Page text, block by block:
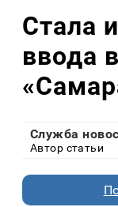
Стала
ввода
Служба
Автор статьи